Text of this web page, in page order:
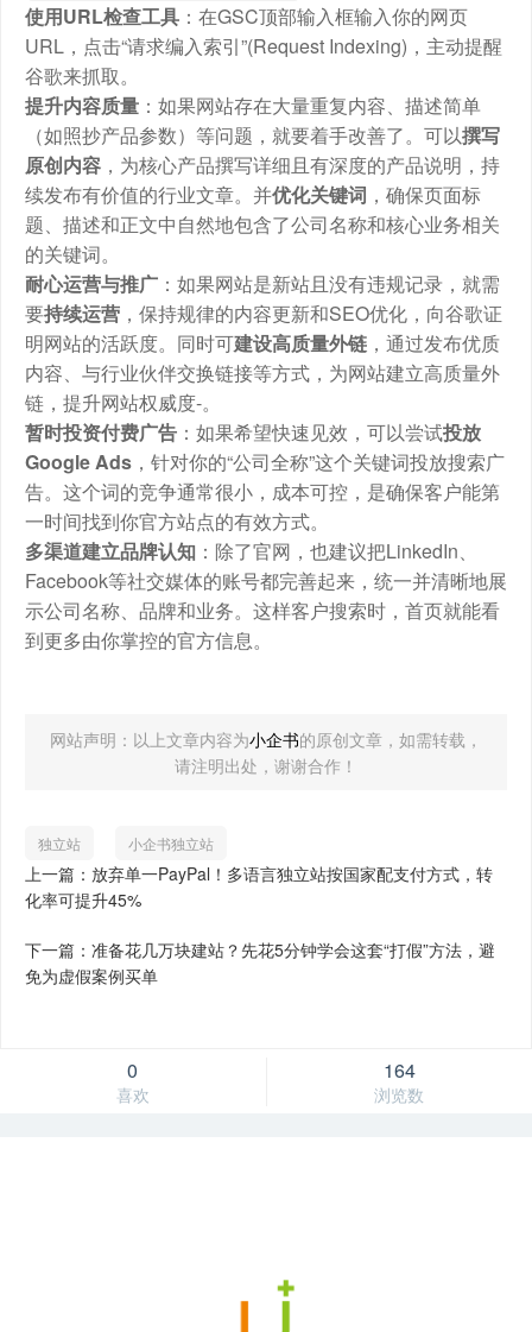
使用URL检查工具 ：在GSC顶部输入框输入你的网页
URL，点击“请求编入索引”(Request Indexing)，主动提醒
谷歌来抓取。
提升内容质量 ：如果网站存在大量重复内容、描述简单
（如照抄产品参数）等问题，就要着手改善了。可以撰写
原创内容 ，为核心产品撰写详细且有深度的产品说明，持
续发布有价值的行业文章。并优化关键词 ，确保页面标
题、描述和正文中自然地包含了公司名称和核心业务相关
的关键词。
耐心运营与推广 ：如果网站是新站且没有违规记录，就需
要持续运营 ，保持规律的内容更新和SEO优化，向谷歌证
明网站的活跃度。同时可建设高质量外链 ，通过发布优质
内容、与行业伙伴交换链接等方式，为网站建立高质量外
链，提升网站权威度-。
暂时投资付费广告 ：如果希望快速见效，可以尝试投放
Google Ads ，针对你的“公司全称”这个关键词投放搜索广
告。这个词的竞争通常很小，成本可控，是确保客户能第
一时间找到你官方站点的有效方式。
多渠道建立品牌认知 ：除了官网，也建议把LinkedIn、
Facebook等社交媒体的账号都完善起来，统一并清晰地展
示公司名称、品牌和业务。这样客户搜索时，首页就能看
到更多由你掌控的官方信息。
网站声明：以上文章内容为小企书的原创文章，如需转载，
请注明出处，谢谢合作！
独立站 小企书独立站
上一篇：放弃单一PayPal！多语言独立站按国家配支付方式，转
化率可提升45%
下一篇：准备花几万块建站？先花5分钟学会这套“打假”方法，避
免为虚假案例买单
0
喜欢
164
浏览数